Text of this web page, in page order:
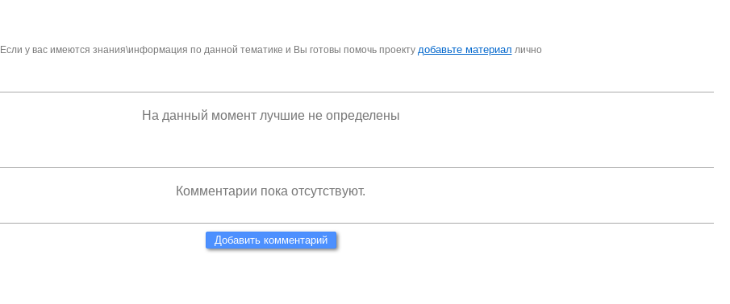
Если у вас имеются знания\информация по данной тематике и Вы готовы помочь проекту добавьте материал лично
На данный момент лучшие не определены
Комментарии пока отсутствуют.
Добавить комментарий